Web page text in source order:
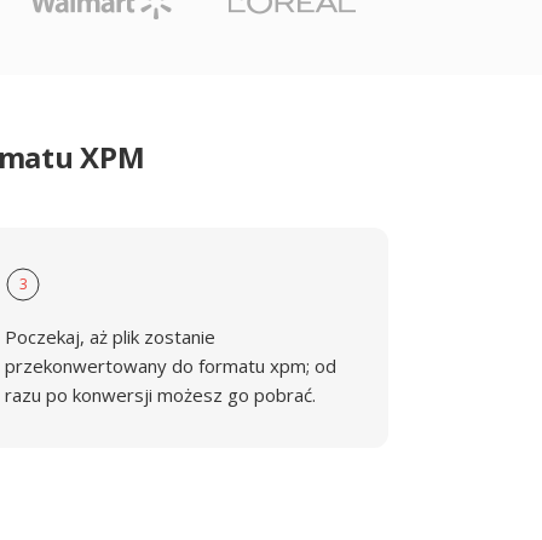
XPM
3
Poczekaj, aż plik zostanie
przekonwertowany do formatu xpm; od
razu po konwersji możesz go pobrać.